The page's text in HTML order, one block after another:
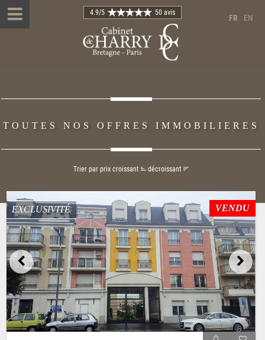
FR EN
4.9/5 50 avis
TOUTES NOS OFFRES IMMOBILIERES
Trier par prix croissant décroissant
VENDU
EXCLUSIVITÉ